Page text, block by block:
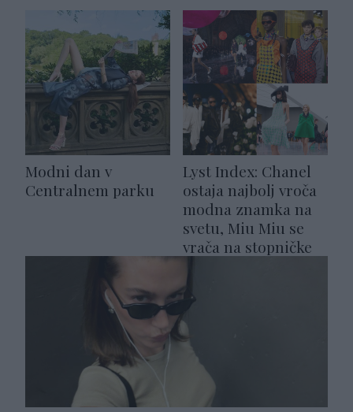
Modni dan v
Centralnem parku
Lyst Index: Chanel
ostaja najbolj vroča
modna znamka na
svetu, Miu Miu se
vrača na stopničke